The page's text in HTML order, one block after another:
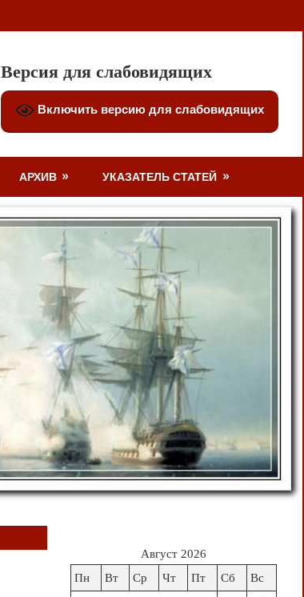
Версия для слабовидящих
Включить версию для слабовидящих
АРХИВ УКАЗАТЕЛЬ СТАТЕЙ
Август 2026
Пн
Вт Ср Чт Пт Сб Вс